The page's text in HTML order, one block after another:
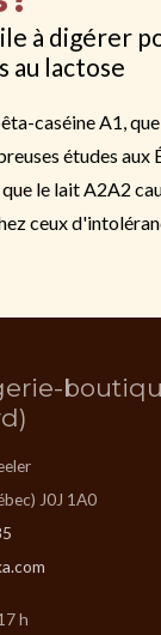
à digérer
lactose
caséine A1,
études aux
le lait A2A2
ceux
J0J 1A0
h